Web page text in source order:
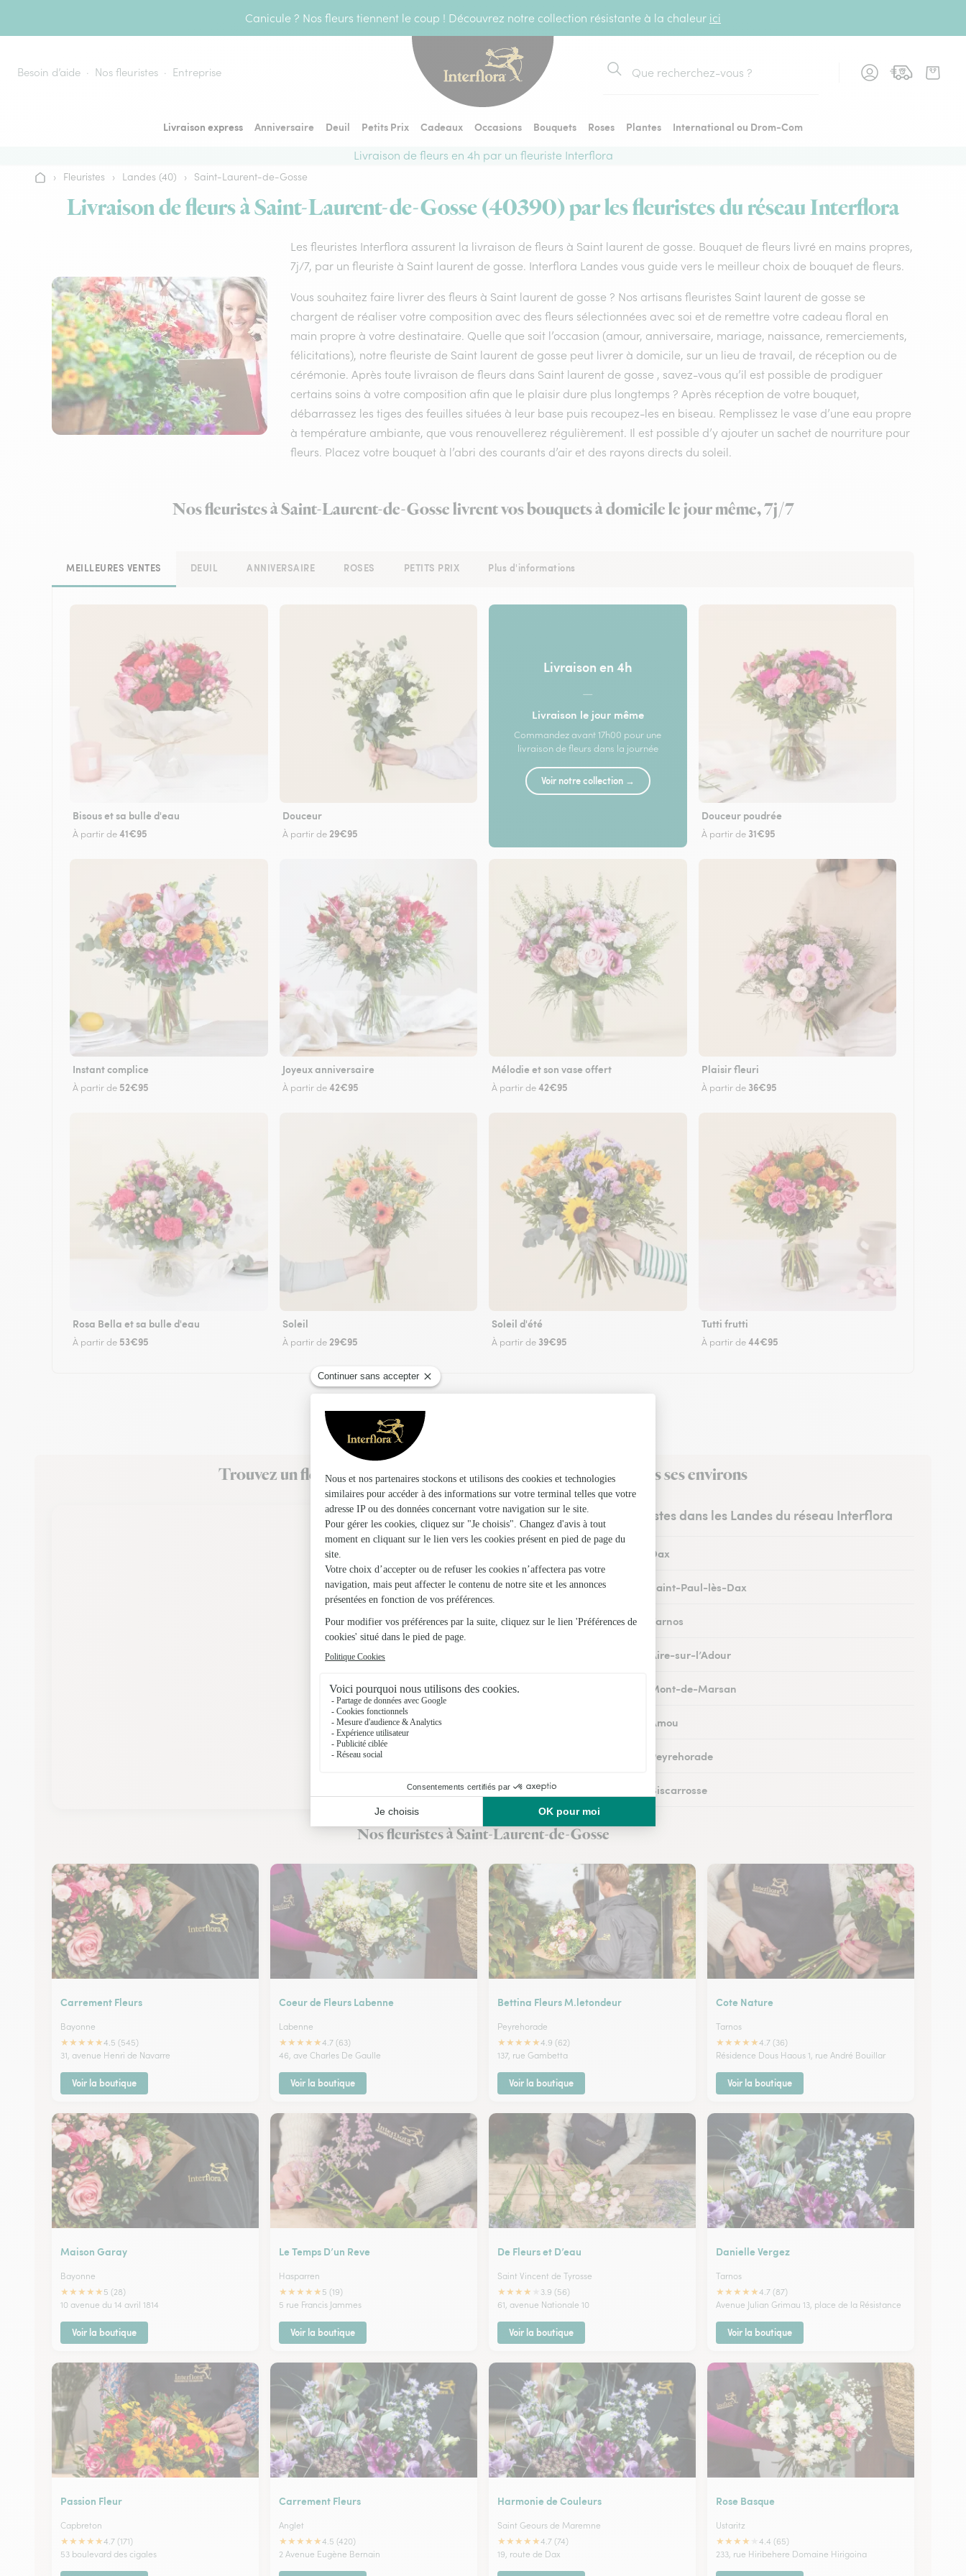
Canicule ? Nos fleurs tiennent le coup ! Découvrez notre collection résistante à la chaleur ici
Besoin d’aide Nos fleuristes Entreprise
Rechercher
Livraison express Anniversaire Deuil Petits Prix Cadeaux Occasions Bouquets Roses Plantes
International ou Drom-Com
Livraison de fleurs en 4h par un fleuriste Interflora
Accueil
› Fleuristes › Landes (40) › Saint-Laurent-de-Gosse
Livraison de fleurs à Saint-Laurent-de-Gosse (40390) par les fleuristes du réseau Interflora
Les fleuristes Interflora assurent la livraison de fleurs à Saint laurent de gosse. Bouquet de fleurs livré en mains propres,
7j/7, par un fleuriste à Saint laurent de gosse. Interflora Landes vous guide vers le meilleur choix de bouquet de fleurs.
Vous souhaitez faire livrer des fleurs à Saint laurent de gosse ? Nos artisans fleuristes Saint laurent de gosse se
chargent de réaliser votre composition avec des fleurs sélectionnées avec soi et de remettre votre cadeau floral en
main propre à votre destinataire. Quelle que soit l’occasion (amour, anniversaire, mariage, naissance, remerciements,
félicitations), notre fleuriste de Saint laurent de gosse peut livrer à domicile, sur un lieu de travail, de réception ou de
cérémonie. Après toute livraison de fleurs dans Saint laurent de gosse , savez-vous qu’il est possible de prodiguer
certains soins à votre composition afin que le plaisir dure plus longtemps ? Après réception de votre bouquet,
débarrassez les tiges des feuilles situées à leur base puis recoupez-les en biseau. Remplissez le vase d’une eau propre
à température ambiante, que vous renouvellerez régulièrement. Il est possible d’y ajouter un sachet de nourriture pour
fleurs. Placez votre bouquet à l’abri des courants d’air et des rayons directs du soleil.
Nos fleuristes à Saint-Laurent-de-Gosse livrent vos bouquets à domicile le jour même, 7j/7
MEILLEURES VENTES DEUIL ANNIVERSAIRE ROSES PETITS PRIX Plus d'informations
Bisous et sa bulle d'eau
À partir de41€95
Douceur
À partir de 29€95
Livraison en 4h
—
Livraison le jour même
Commandez avant 17h00 pour une
livraison de fleurs dans la journée
Voir notre collection →
Douceur poudrée
À partir de 31€95
Instant complice
À partir de 52€95
Joyeux anniversaire
À partir de42€95
Mélodie et son vase offert
À partir de42€95
Plaisir fleuri
À partir de 36€95
Rosa Bella et sa bulle d'eau
À partir de 53€95
Soleil
À partir de 29€95
Soleil d'été
À partir de 39€95
Tutti frutti
À partir de44€95
Trouvez un fleuriste Interflora à Saint-Laurent-de-Gosse et dans ses environs
Les fleuristes dans les Landes du réseau Interflora
Fleuristes à Dax
Fleuristes à Saint-Paul-lès-Dax
Fleuristes à Tarnos
Fleuristes à Aire-sur-l’Adour
Fleuristes à Mont-de-Marsan
Fleuristes à Amou
Fleuristes à Peyrehorade
Fleuristes à Biscarrosse
Fleuristes à Tartas
Nos fleuristes à Saint-Laurent-de-Gosse
Carrement Fleurs
Bayonne
★★★★★4.5 (545)
31, avenue Henri de Navarre
Voir la boutique
Coeur de Fleurs Labenne
Labenne
★★★★★4.7 (63)
46, ave Charles De Gaulle
Voir la boutique
Bettina Fleurs M.letondeur
Peyrehorade
★★★★★4.9 (62)
137, rue Gambetta
Voir la boutique
Cote Nature
Tarnos
★★★★★4.7 (36)
Résidence Dous Haous 1, rue André Bouillar
Voir la boutique
Maison Garay
Bayonne
★★★★★ 5 (28)
10 avenue du 14 avril 1814
Voir la boutique
Le Temps D’un Reve
Hasparren
★★★★★ 5 (19)
5 rue Francis Jammes
Voir la boutique
De Fleurs et D’eau
Saint Vincent de Tyrosse
★★★★
3.9 (56)
61, avenue Nationale 10
Voir la boutique
Danielle Vergez
Tarnos
★★★★★4.7 (87)
Avenue Julian Grimau 13, place de la Résistance
Voir la boutique
Passion Fleur
Capbreton
★★★★★4.7 (171)
53 boulevard des cigales
Carrement Fleurs
Anglet
★★★★★4.5 (420)
2 Avenue Eugène Bernain
Harmonie de Couleurs
Saint Geours de Maremne
★★★★★4.7 (74)
19, route de Dax
Rose Basque
Ustaritz
★★★★
4.4 (65)
233, rue Hiribehere Domaine Hirigoina